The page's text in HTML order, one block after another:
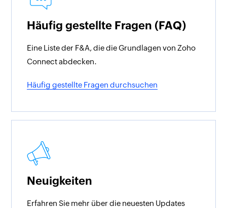
Häufig gestellte Fragen (FAQ)
Eine Liste der F&A, die die Grundlagen von Zoho
Connect abdecken.
Häufig gestellte Fragen durchsuchen
Neuigkeiten
Erfahren Sie mehr über die neuesten Updates